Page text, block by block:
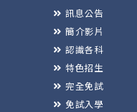
訊息公告
簡介影片
認識各科
特色招生
完全免試
免試入學